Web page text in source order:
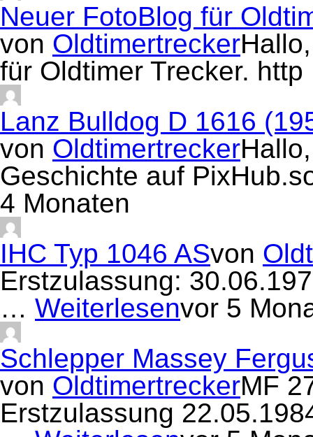
Neuer FotoBlog für
von Oldtimertrecker
für Oldtimer Trecker.
Lanz Bulldog D 1616
von Oldtimertrecker
Geschichte auf
4 Monaten
IHC Typ 1046 ASvon
Erstzulassung:
… Weiterlesenvor 5
Schlepper Massey
von OldtimertreckerMF
Erstzulassung